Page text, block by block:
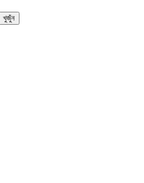
খুজুঁন